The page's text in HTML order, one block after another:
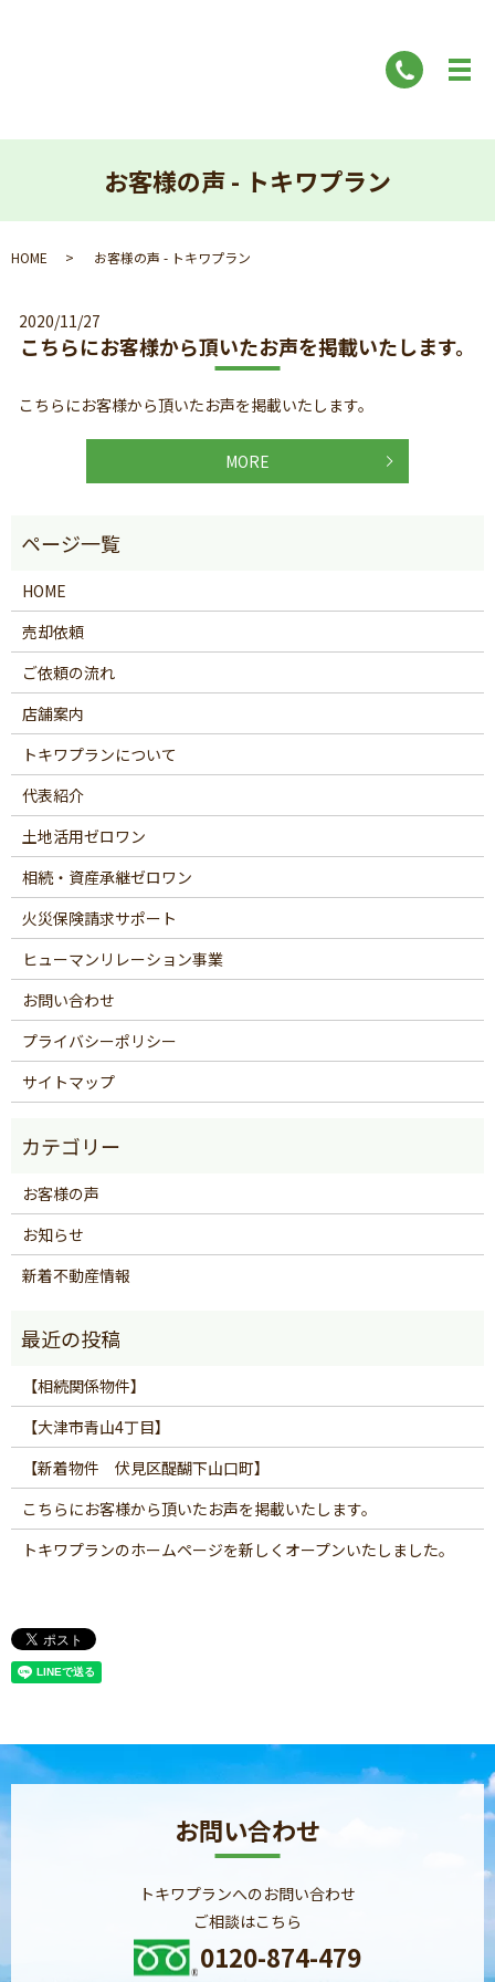
お客様の声 - トキワプラン
HOME お客様の声 - トキワプラン
2020/11/27
こちらにお客様から頂いたお声を掲載いたします。
こちらにお客様から頂いたお声を掲載いたします。
MORE
HOME
売却依頼
ご依頼の流れ
店舗案内
トキワプランについて
代表紹介
土地活用ゼロワン
相続・資産承継ゼロワン
火災保険請求サポート
ヒューマンリレーション事業
お問い合わせ
プライバシーポリシー
サイトマップ
お客様の声
お知らせ
新着不動産情報
【相続関係物件】
【大津市青山4丁目】
【新着物件 伏見区醍醐下山口町】
こちらにお客様から頂いたお声を掲載いたします。
トキワプランのホームページを新しくオープンいたしました。
お問い合わせ
トキワプランへのお問い合わせ
ご相談はこちら
0120-874-479